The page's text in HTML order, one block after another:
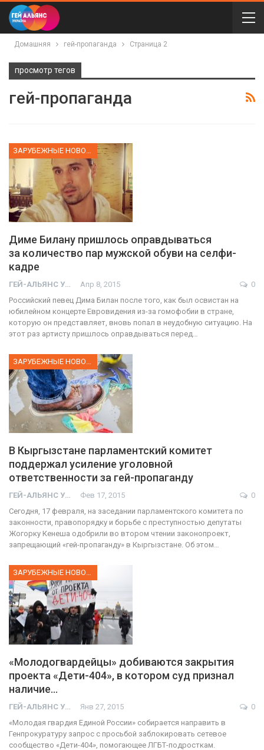
Домашняя гей-пропаганда Страница 2
просмотр тегов
гей-пропаганда
Диме Билану пришлось оправдываться
за количество пар мужской обуви на селфи-
кадре
ГЕЙ-АЛЬЯНС УКРАИНА Апр 8, 2015
0
Российский певец Дима Билан после того, как был освистан на
юбилейном концерте Евровидения из-за гомофобии в стране,
которую он представляет, вновь попал в неудобную ситуацию. На
этот раз артисту пришлось оправдываться перед…
ЗАРУБЕЖНЫЕ НОВОСТИ
В Кыргызстане парламентский комитет
поддержал усиление уголовной
ответственности за гей-пропаганду
ГЕЙ-АЛЬЯНС УКРАИНА Фев 17, 2015
0
Сегодня, 17 февраля, на заседании парламентского комитета по
законности, правопорядку и борьбе с преступностью депутаты
Жогорку Кенеша одобрили во втором чтении законопроект,
запрещающий «гей-пропаганду» в Кыргызстане. Об этом…
ЗАРУБЕЖНЫЕ НОВОСТИ
«Молодогвардейцы» добиваются закрытия
проекта «Дети-404», в котором суд признал
наличие…
ГЕЙ-АЛЬЯНС УКРАИНА Янв 27, 2015
0
«Молодая гвардия Единой России» собирается направить в
Генпрокуратуру запрос c просьбой заблокировать сетевое
сообщество «Дети-404», помогающее ЛГБТ-подросткам.